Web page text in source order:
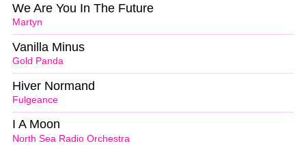
Martyn
We Are You In The Future
Gold Panda
Vanilla Minus
Fulgeance
Hiver Normand
North Sea Radio Orchestra
I A Moon